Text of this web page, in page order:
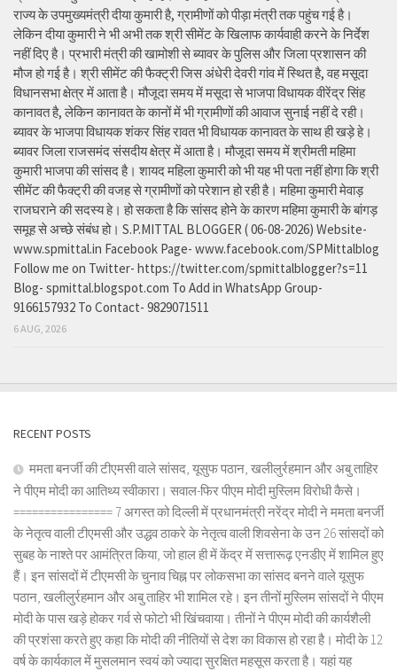
राज्य के उपमुख्यमंत्री दीया कुमारी है, ग्रामीणों को पीड़ा मंत्री तक पहुंच गई है।
लेकिन दीया कुमारी ने भी अभी तक श्री सीमेंट के खिलाफ कार्यवाही करने के निर्देश
नहीं दिए है। प्रभारी मंत्री की खामोशी से ब्यावर के पुलिस और जिला प्रशासन की
मौज हो गई है। श्री सीमेंट की फैक्ट्री जिस अंधेरी देवरी गांव में स्थित है, वह मसूदा
विधानसभा क्षेत्र में आता है। मौजूदा समय में मसूदा से भाजपा विधायक वीरेंद्र सिंह
कानावत है, लेकिन कानावत के कानों में भी ग्रामीणों की आवाज सुनाई नहीं दे रही।
ब्यावर के भाजपा विधायक शंकर सिंह रावत भी विधायक कानावत के साथ ही खड़े हे।
ब्यावर जिला राजसमंद संसदीय क्षेत्र में आता है। मौजूदा समय में श्रीमती महिमा
कुमारी भाजपा की सांसद है। शायद महिला कुमारी को भी यह भी पता नहीं होगा कि श्री
सीमेंट की फैक्ट्री की वजह से ग्रामीणों को परेशान हो रही है। महिमा कुमारी मेवाड़
राजघराने की सदस्य हे। हो सकता है कि सांसद होने के कारण महिमा कुमारी के बांगड़
समूह से अच्छे संबंध हो। S.P.MITTAL BLOGGER ( 06-08-2026) Website-
www.spmittal.in Facebook Page- www.facebook.com/SPMittalblog
Follow me on Twitter- https://twitter.com/spmittalblogger?s=11
Blog- spmittal.blogspot.com To Add in WhatsApp Group-
9166157932 To Contact- 9829071511
6 AUG, 2026
RECENT POSTS
ममता बनर्जी की टीएमसी वाले सांसद, यूसुफ पठान, खलीलुर्रहमान और अबु ताहिर
ने पीएम मोदी का आतिथ्य स्वीकारा। सवाल-फिर पीएम मोदी मुस्लिम विरोधी कैसे।
================ 7 अगस्त को दिल्ली में प्रधानमंत्री नरेंद्र मोदी ने ममता बनर्जी
के नेतृत्व वाली टीएमसी और उद्धव ठाकरे के नेतृत्व वाली शिवसेना के उन 26 सांसदों को
सुबह के नाश्ते पर आमंत्रित किया, जो हाल ही में केंद्र में सत्तारूढ़ एनडीए में शामिल हुए
हैं। इन सांसदों में टीएमसी के चुनाव चिह्न पर लोकसभा का सांसद बनने वाले यूसुफ
पठान, खलीलुर्रहमान और अबु ताहिर भी शामिल रहे। इन तीनों मुस्लिम सांसदों ने पीएम
मोदी के पास खड़े होकर गर्व से फोटो भी खिंचवाया। तीनों ने पीएम मोदी की कार्यशैली
की प्रशंसा करते हुए कहा कि मोदी की नीतियों से देश का विकास हो रहा है। मोदी के 12
वर्ष के कार्यकाल में मुसलमान स्वयं को ज्यादा सुरक्षित महसूस करता है। यहां यह